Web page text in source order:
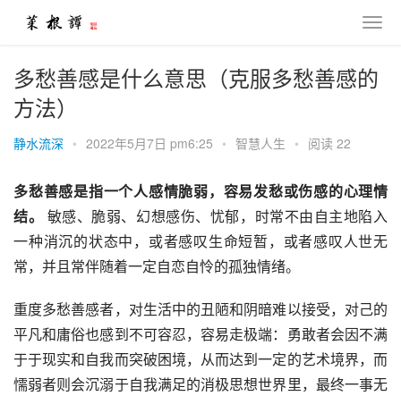
多愁善感是什么意思（克服多愁善感的
方法）
静水流深 • 2022年5月7日 pm6:25 • 智慧人生 • 阅读 22
多愁善感是指一个人感情脆弱，容易发愁或伤感的心理情
结。 敏感、脆弱、幻想感伤、忧郁，时常不由自主地陷入
一种消沉的状态中，或者感叹生命短暂，或者感叹人世无
常，并且常伴随着一定自恋自怜的孤独情绪。
重度多愁善感者，对生活中的丑陋和阴暗难以接受，对己的
平凡和庸俗也感到不可容忍，容易走极端：勇敢者会因不满
于于现实和自我而突破困境，从而达到一定的艺术境界，而
懦弱者则会沉溺于自我满足的消极思想世界里，最终一事无